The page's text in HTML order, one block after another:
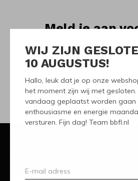
WIJ ZIJN
10 AUGUSTUS!
Hallo, leuk dat je op onze
het moment zijn wij met gesloten.
vandaag geplaatst worden gaan
enthousiasme en energie
versturen. Fijn dag! Team bbfl.nl
Meld je aan
Ontvang de nieuwste